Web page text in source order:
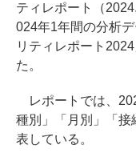
ティレポート（
024年1年間の分析
リティレポート
た。
レポートでは、
種別」「月別」「接
表している。